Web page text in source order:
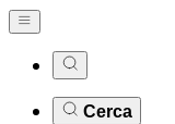
Cerca